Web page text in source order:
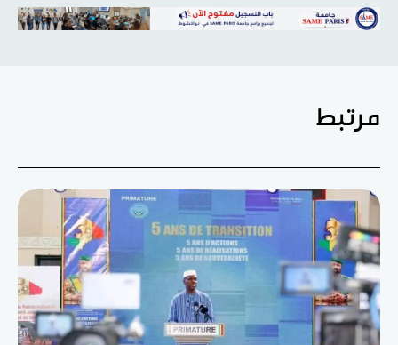
مرتبط